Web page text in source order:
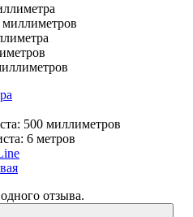
миллиметров
500 миллиметров
6 метров
отзыва.